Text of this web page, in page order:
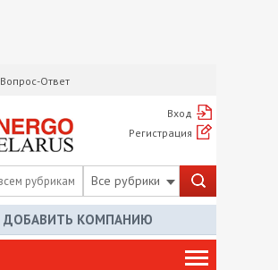
Вопрос-Ответ
Вход
Регистрация
Все рубрики
ДОБАВИТЬ КОМПАНИЮ